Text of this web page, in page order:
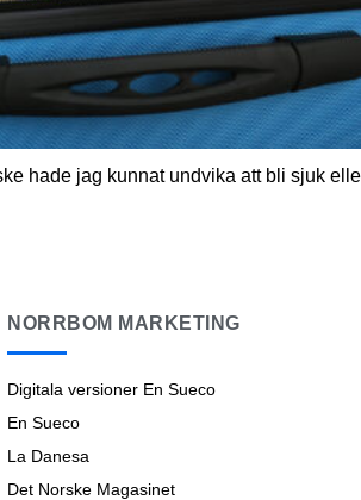
hade jag kunnat undvika att bli sjuk
NORRBOM MARKETING
Digitala versioner En Sueco
En Sueco
La Danesa
Det Norske Magasinet